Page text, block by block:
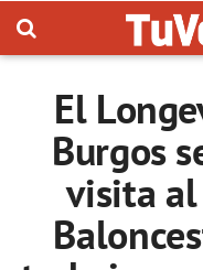
El
Burgos
visita al